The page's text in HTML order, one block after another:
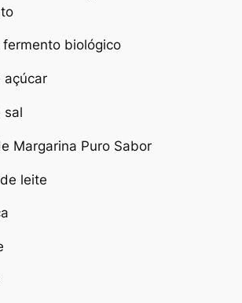
fermento biológico
açúcar
sal
Margarina Puro Sabor
leite